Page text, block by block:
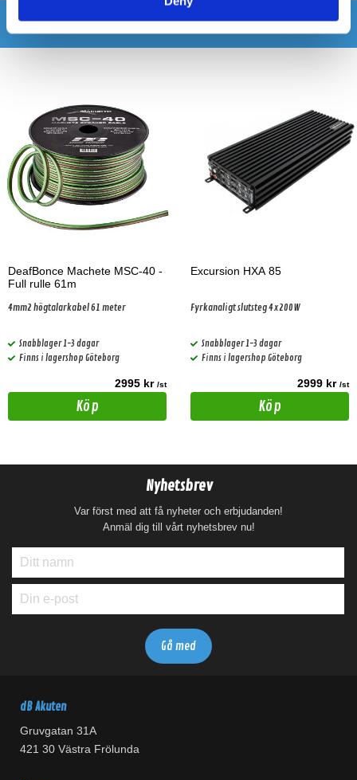
Andra köpte även
DeafBonce Machete MSC-40 -
Full rulle 61m
4mm2 högtalarkabel 61 meter
Snabblager 1-3 dagar
Finns i lagershop Göteborg
2995 kr /st
Köp
Excursion HXA 85
Fyrkanaligt slutsteg 4x200W
Snabblager 1-3 dagar
Finns i lagershop Göteborg
2999 kr /st
Köp
Nyhetsbrev
Var först med att få nyheter och erbjudanden!
Anmäl dig till vårt nyhetsbrev nu!
dB Akuten
Gruvgatan 31A
421 30 Västra Frölunda